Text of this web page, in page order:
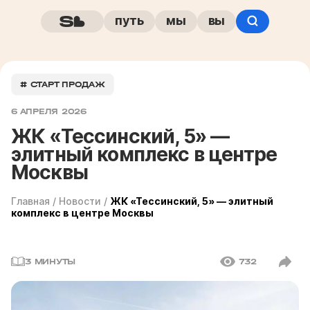
путь мы вы
# СТАРТ ПРОДАЖ
6 АПРЕЛЯ 2026
ЖК «Тессинский, 5» —
элитный комплекс в центре
Москвы
Главная / Новости / ЖК «Тессинский, 5» — элитный
комплекс в центре Москвы
3 МИНУТЫ 732